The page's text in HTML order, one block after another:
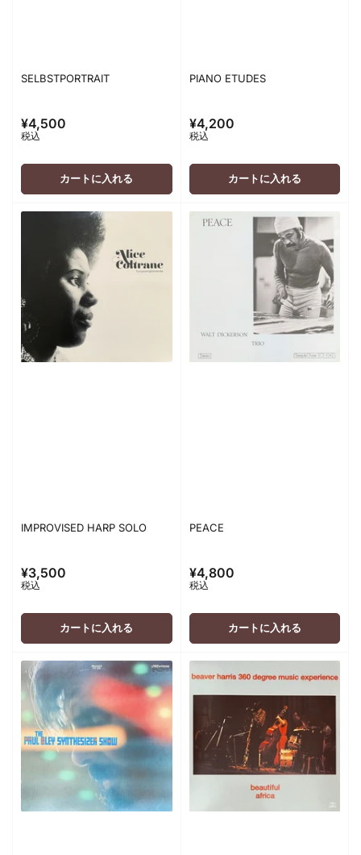
SELBSTPORTRAIT
通
常
価
¥4,500
税込
カートに入れる
PIANO ETUDES
通
常
価
¥4,200
税込
カートに入れる
IMPROVISED HARP SOLO
通
常
価
¥3,500
税込
カートに入れる
PEACE
通
常
価
¥4,800
税込
カートに入れる